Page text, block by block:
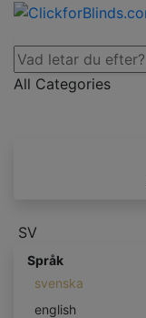
All Categories
SV
Språk
svenska
english